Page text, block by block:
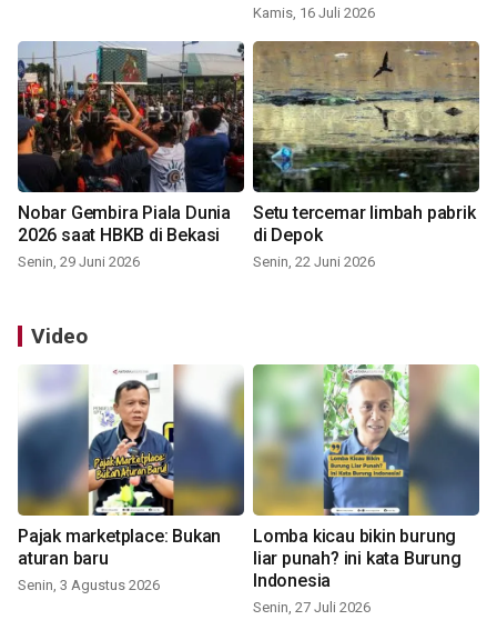
Kamis, 16 Juli 2026
Nobar Gembira Piala Dunia
2026 saat HBKB di Bekasi
Senin, 29 Juni 2026
Setu tercemar limbah pabrik
di Depok
Senin, 22 Juni 2026
Video
Pajak marketplace: Bukan
aturan baru
Senin, 3 Agustus 2026
Lomba kicau bikin burung
liar punah? ini kata Burung
Indonesia
Senin, 27 Juli 2026